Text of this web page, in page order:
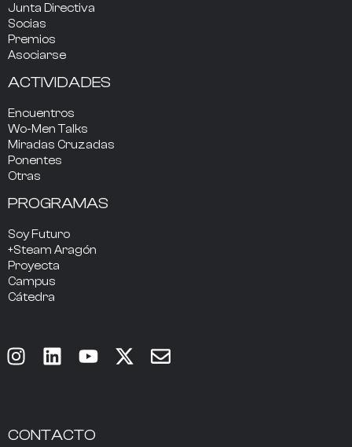
Junta Directiva
Socias
Premios
Asociarse
ACTIVIDADES
Encuentros
Wo-Men Talks
Miradas Cruzadas
Ponentes
Otras
PROGRAMAS
Soy Futuro
+Steam Aragón
Proyecta
Campus
Cátedra
CONTACTO